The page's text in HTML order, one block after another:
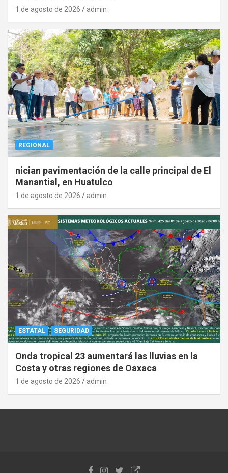
1 de agosto de 2026 admin
REGIONAL
nician pavimentación de la calle principal de El
Manantial, en Huatulco
1 de agosto de 2026 admin
ESTATAL SEGURIDAD
Onda tropical 23 aumentará las lluvias en la
Costa y otras regiones de Oaxaca
1 de agosto de 2026 admin